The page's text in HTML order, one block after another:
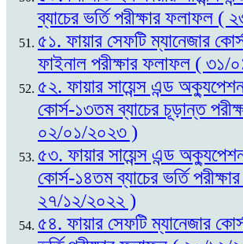
ব্যাচের ভর্তি পরীক্ষার ফলাফল
৫১. ফায়ার সেফটি ম্যানেজার
ফাইনাল পরীক্ষার ফলাফল (
৫২. ফায়ার সায়েন্স এন্ড
কোর্স-১৩তম ব্যাচের চূড়ান্ত
০২/০১/২০২৩ )
৫৩. ফায়ার সায়েন্স এন্ড
কোর্স-১৪তম ব্যাচের ভর্তি
২৭/১২/২০২২ )
৫৪. ফায়ার সেফটি ম্যানেজার